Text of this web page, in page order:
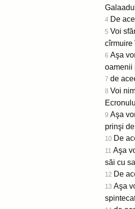
4 De
5 Voi
cîrmuire
6 Aşa
oamenii
7 de
8 Voi
9 Aşa
prinşi
10 De
11 Aşa
săi cu
12 De
13 Aşa